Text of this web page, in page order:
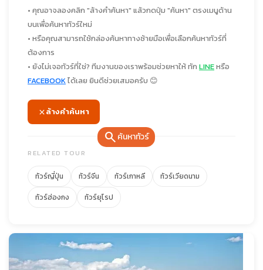
searchค้นหาทัวร์
• คุณอาจลองคลิก "ล้างคำค้นหา" แล้วกดปุ่ม "ค้นหา" ตรงเมนูด้าน
บนเพื่อค้นหาทัวร์ใหม่
• หรือคุณสามารถใช้กล่องค้นหาทางซ้ายมือเพื่อเลือกค้นหาทัวร์ที่
ต้องการ
• ยังไม่เจอทัวร์ที่ใช่? ทีมงานของเราพร้อมช่วยหาให้ ทัก LINEหรือ
FACEBOOKได้เลย ยินดีช่วยเสมอครับ 😊
ล้างคำค้นหา
RELATED TOUR
ทัวร์ญี่ปุ่น ทัวร์จีน ทัวร์เกาหลี
ทัวร์เวียดนาม
ทัวร์ฮ่องกง
ทัวร์ยุโรป